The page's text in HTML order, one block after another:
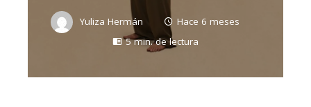
Yuliza Hermán
Hace 6 meses
5 min. de lectura